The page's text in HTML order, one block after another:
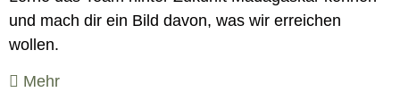
und mach dir ein Bild davon, was wir erreichen
wollen.
Mehr